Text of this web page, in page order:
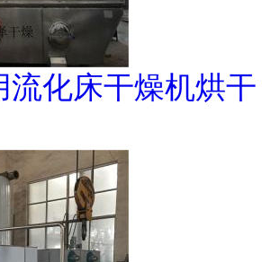
流化床干燥机烘干